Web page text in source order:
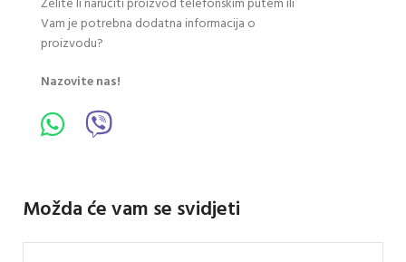
Vam je potrebna dodatna informacija o
proizvodu?
Nazovite nas!
Možda će vam se svidjeti